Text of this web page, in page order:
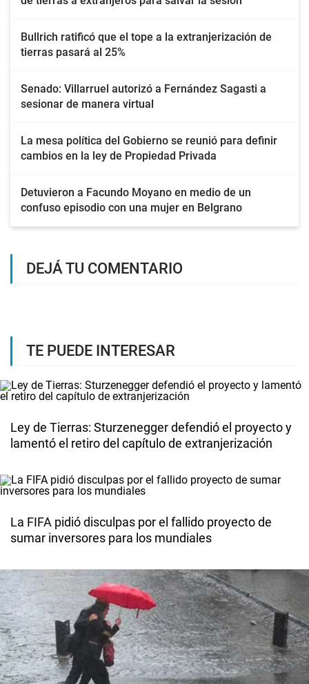
Bullrich ratificó que el tope a la extranjerización de
tierras pasará al 25%
Senado: Villarruel autorizó a Fernández Sagasti a
sesionar de manera virtual
La mesa política del Gobierno se reunió para definir
cambios en la ley de Propiedad Privada
Detuvieron a Facundo Moyano en medio de un
confuso episodio con una mujer en Belgrano
DEJÁ TU COMENTARIO
TE PUEDE INTERESAR
Ley de Tierras: Sturzenegger defendió el proyecto y
lamentó el retiro del capítulo de extranjerización
La FIFA pidió disculpas por el fallido proyecto de
sumar inversores para los mundiales